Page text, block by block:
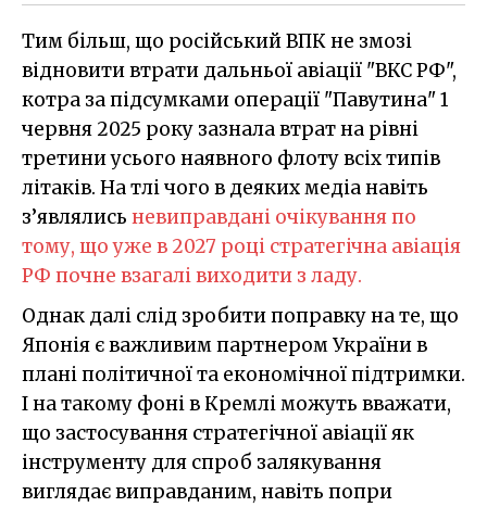
Тим більш, що російський ВПК не змозі
відновити втрати дальньої авіації "ВКС РФ",
котра за підсумками операції "Павутина" 1
червня 2025 року зазнала втрат на рівні
третини усього наявного флоту всіх типів
літаків. На тлі чого в деяких медіа навіть
з’являлись невиправдані очікування по
тому, що уже в 2027 році стратегічна авіація
РФ почне взагалі виходити з ладу.
Однак далі слід зробити поправку на те, що
Японія є важливим партнером України в
плані політичної та економічної підтримки.
І на такому фоні в Кремлі можуть вважати,
що застосування стратегічної авіації як
інструменту для спроб залякування
виглядає виправданим, навіть попри